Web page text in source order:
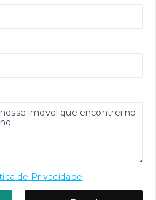
de Privacidade